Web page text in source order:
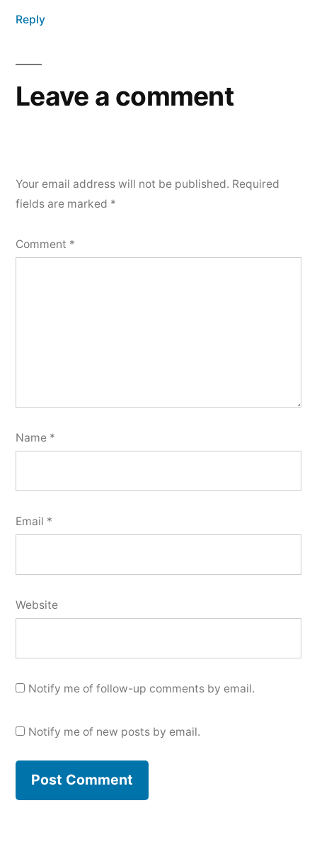
Reply
Leave a comment
Your email address will not be published. Required
fields are marked *
Comment *
Name *
Email *
Website
Notify me of follow-up comments by email.
Notify me of new posts by email.